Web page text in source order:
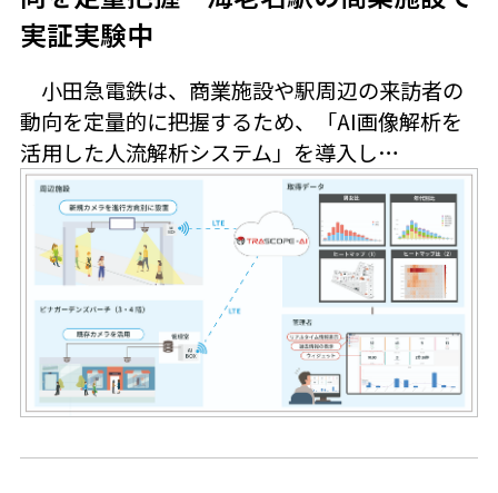
実証実験中
小田急電鉄は、商業施設や駅周辺の来訪者の
動向を定量的に把握するため、「AI画像解析を
活用した人流解析システム」を導入し…